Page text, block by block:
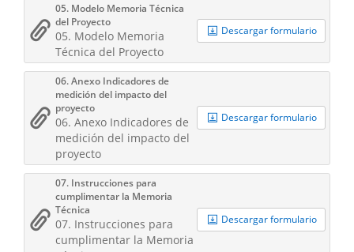
05. Modelo Memoria Técnica
del Proyecto
05. Modelo Memoria
Técnica del Proyecto
Descargar formulario
06. Anexo Indicadores de
medición del impacto del
proyecto
06. Anexo Indicadores de
medición del impacto del
proyecto
Descargar formulario
07. Instrucciones para
cumplimentar la Memoria
Técnica
07. Instrucciones para
cumplimentar la Memoria
Descargar formulario